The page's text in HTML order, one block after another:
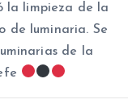
la limpieza de la
de luminaria. Se
de la